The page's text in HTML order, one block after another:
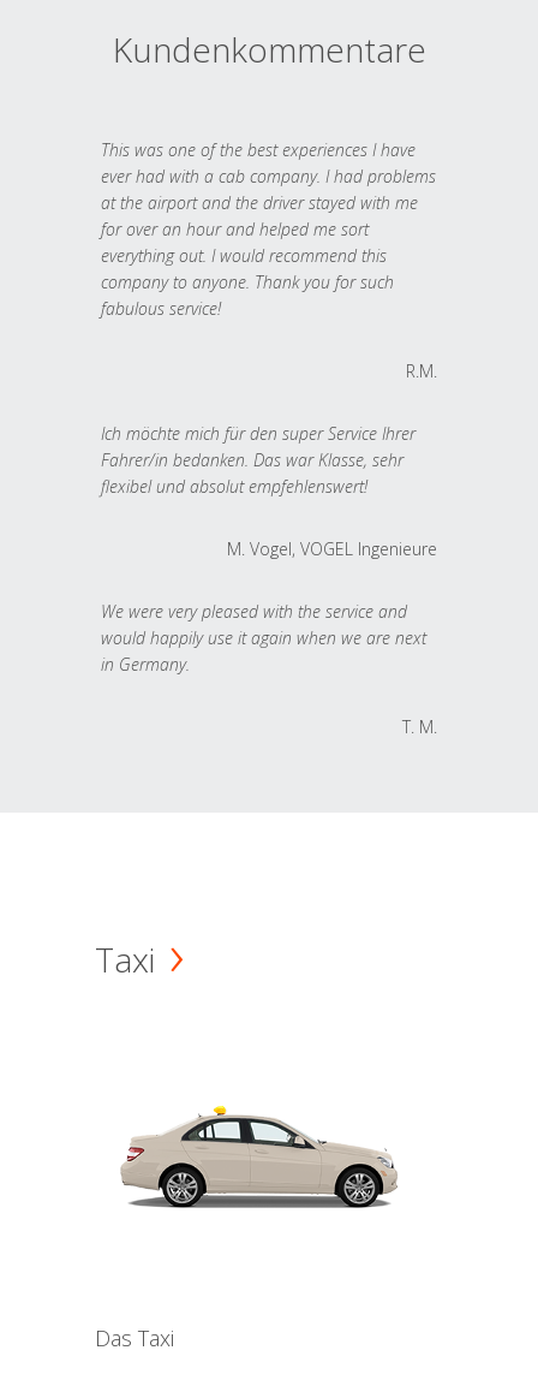
Kundenkommentare
This was one of the best experiences I have
ever had with a cab company. I had problems
at the airport and the driver stayed with me
for over an hour and helped me sort
everything out. I would recommend this
company to anyone. Thank you for such
fabulous service!
R.M.
Ich möchte mich für den super Service Ihrer
Fahrer/in bedanken. Das war Klasse, sehr
flexibel und absolut empfehlenswert!
M. Vogel, VOGEL Ingenieure
We were very pleased with the service and
would happily use it again when we are next
in Germany.
T. M.
Taxi
Das Taxi